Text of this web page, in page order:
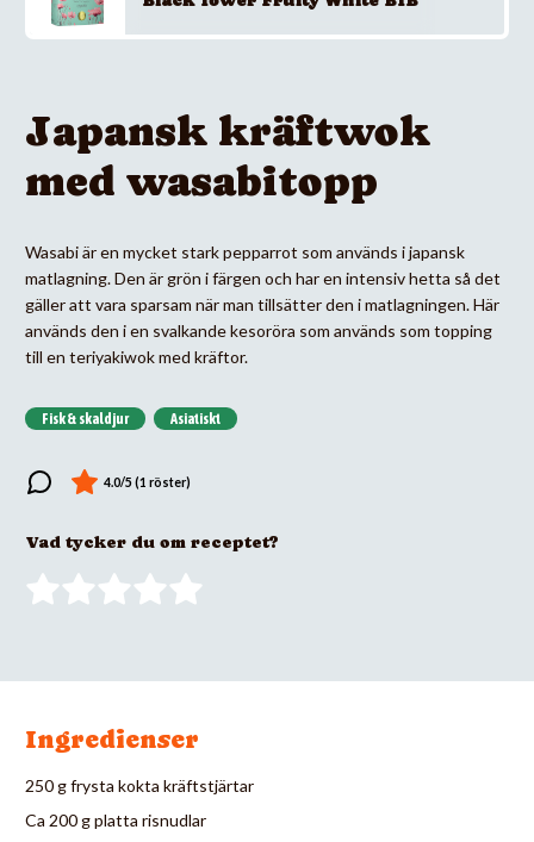
Japansk kräftwok
med wasabitopp
Wasabi är en mycket stark pepparrot som används i japansk
matlagning. Den är grön i färgen och har en intensiv hetta så det
gäller att vara sparsam när man tillsätter den i matlagningen. Här
används den i en svalkande kesoröra som används som topping
till en teriyakiwok med kräftor.
Fisk & skaldjur Asiatiskt
Vad tycker du om receptet?
Ingredienser
250 g frysta kokta kräftstjärtar
Ca 200 g platta risnudlar